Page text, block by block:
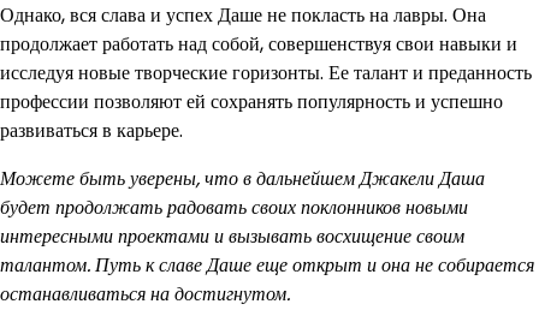
Однако, вся слава и успех Даше не покласть на лавры. Она
продолжает работать над собой, совершенствуя свои навыки и
исследуя новые творческие горизонты. Ее талант и преданность
профессии позволяют ей сохранять популярность и успешно
развиваться в карьере.
Можете быть уверены, что в дальнейшем Джакели Даша
будет продолжать радовать своих поклонников новыми
интересными проектами и вызывать восхищение своим
талантом. Путь к славе Даше еще открыт и она не собирается
останавливаться на достигнутом.